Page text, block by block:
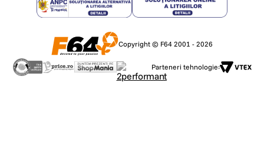
Copyright © F64 2001 - 2026
Parteneri tehnologie: